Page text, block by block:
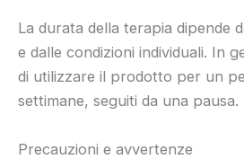
La durata della terapia dipende
e dalle condizioni individuali. In
di utilizzare il prodotto per un
settimane, seguiti da una pausa.
Precauzioni e avvertenze